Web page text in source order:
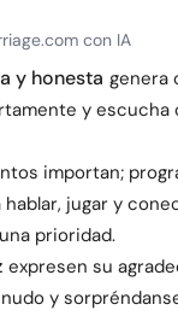
con IA
y honesta genera
y escucha
importan;
jugar y
prioridad.
expresen su
y